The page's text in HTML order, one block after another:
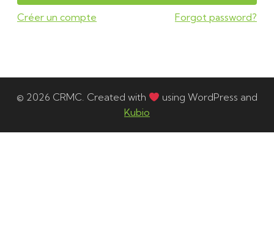
Créer un compte Forgot password?
© 2026 CRMC. Created with
using WordPress and
Kubio